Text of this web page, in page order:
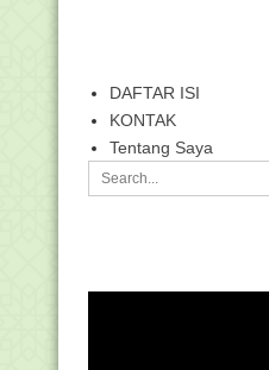
DAFTAR ISI
KONTAK
Tentang Saya